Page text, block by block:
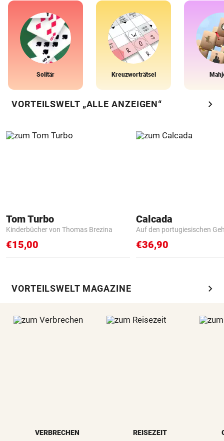
Solitär Kreuzworträtsel
VORTEILSWELT „ALLE ANZEIGEN“ chevron_right
Tom Turbo
Kinderbücher von Thomas Brezina
€15,00
Calcada
Auf den portugiesischen
€36,90
VORTEILSWELT MAGAZINE chevron_right
VERBRECHEN REISEZEIT